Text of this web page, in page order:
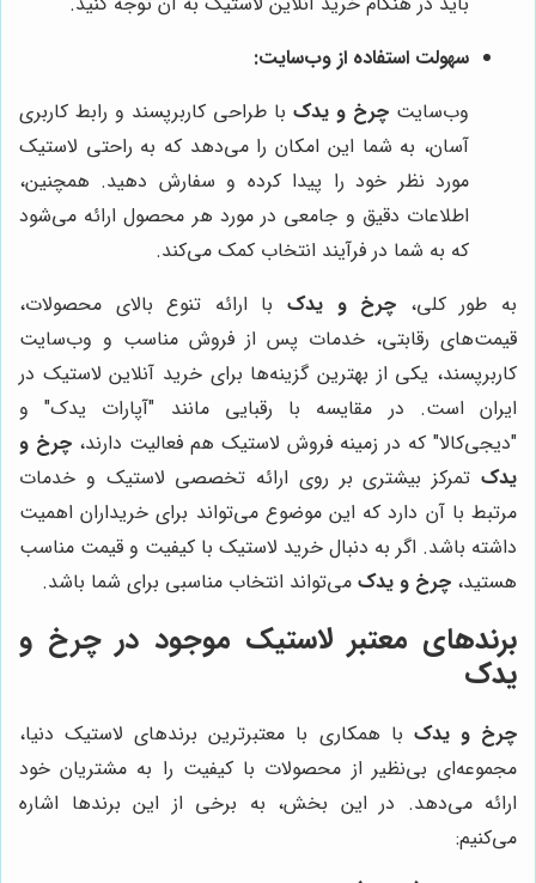
سهولت استفاده از وب‌سایت:
وب‌سایت چرخ و یدک با طراحی کاربرپسند و رابط کاربری
آسان، به شما این امکان را می‌دهد که به راحتی لاستیک
مورد نظر خود را پیدا کرده و سفارش دهید. همچنین،
اطلاعات دقیق و جامعی در مورد هر محصول ارائه می‌شود
که به شما در فرآیند انتخاب کمک می‌کند.
به طور کلی، چرخ و یدک با ارائه تنوع بالای محصولات،
قیمت‌های رقابتی، خدمات پس از فروش مناسب و وب‌سایت
کاربرپسند، یکی از بهترین گزینه‌ها برای خرید آنلاین لاستیک در
ایران است. در مقایسه با رقبایی مانند "آپارات یدک" و
"دیجی‌کالا" که در زمینه فروش لاستیک هم فعالیت دارند، چرخ و
یدک تمرکز بیشتری بر روی ارائه تخصصی لاستیک و خدمات
مرتبط با آن دارد که این موضوع می‌تواند برای خریداران اهمیت
داشته باشد. اگر به دنبال خرید لاستیک با کیفیت و قیمت مناسب
هستید، چرخ و یدک می‌تواند انتخاب مناسبی برای شما باشد.
برندهای معتبر لاستیک موجود در چرخ و
یدک
چرخ و یدک با همکاری با معتبرترین برندهای لاستیک دنیا،
مجموعه‌ای بی‌نظیر از محصولات با کیفیت را به مشتریان خود
ارائه می‌دهد. در این بخش، به برخی از این برندها اشاره
می‌کنیم: